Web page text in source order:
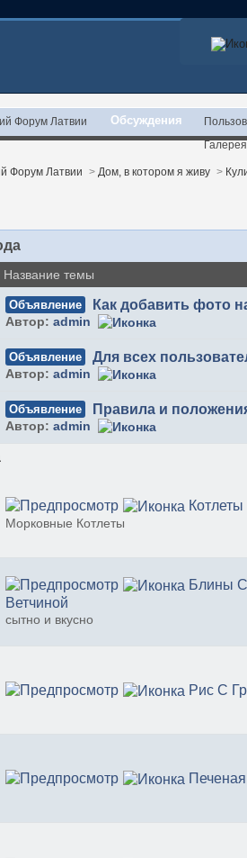
Форум Латвии Обсуждения
Галерея
Форум Латвии > Дом, в котором я живу >
Название темы
Объявление Как добавить фото
Автор: admin
Объявление Для всех
Автор: admin
Объявление Правила и
Автор: admin
Морковные Котлеты
Блины
Ветчиной
сытно и вкусно
Рис С